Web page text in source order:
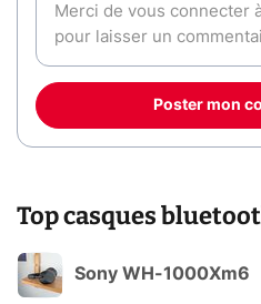
Poster mon
Top casques
Sony WH-1000Xm6